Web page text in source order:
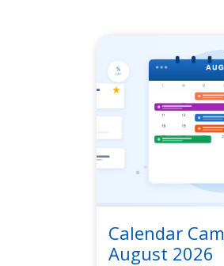
Calendar
August 2026